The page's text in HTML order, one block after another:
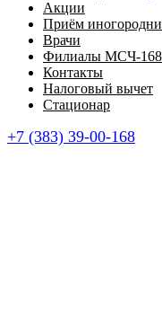
Акции
Приём
Врачи
Филиалы МСЧ-168
Контакты
Налоговый вычет
Стационар
+7 (383) 39-00-168